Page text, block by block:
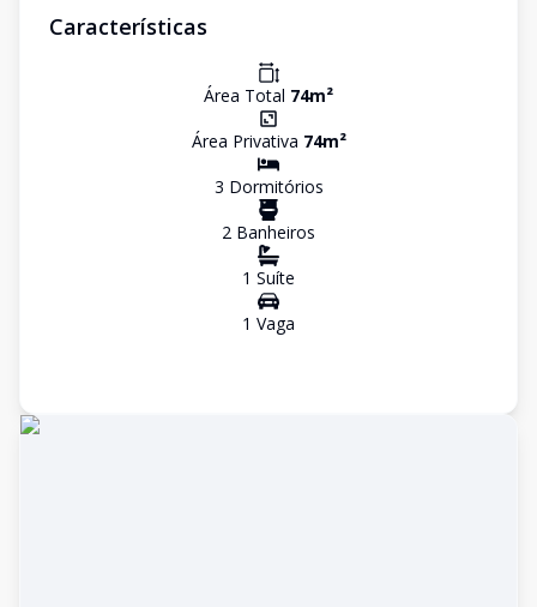
Características
Área Total 74m²
Área Privativa 74m²
3 Dormitórios
2 Banheiros
1 Suíte
1 Vaga